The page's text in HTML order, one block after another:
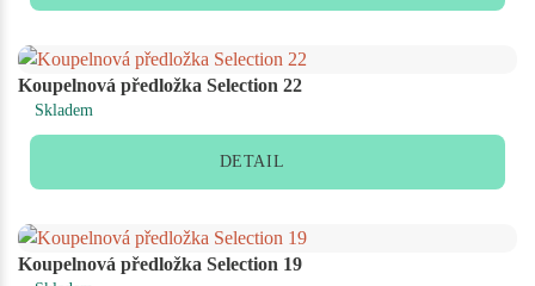
Koupelnová předložka Selection 22
Skladem
DETAIL
Koupelnová předložka Selection 19